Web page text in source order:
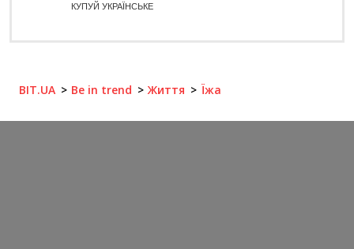
КУПУЙ УКРАЇНСЬКЕ
BIT.UA Be in trend Життя Їжа